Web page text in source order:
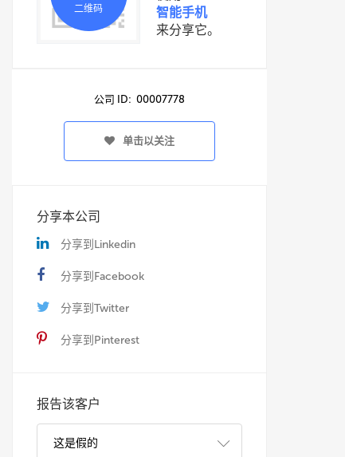
二维码
智能手机
来分享它。
公司 ID: 00007778
单击以关注
分享本公司
分享到Linkedin
分享到Facebook
分享到Twitter
分享到Pinterest
报告该客户